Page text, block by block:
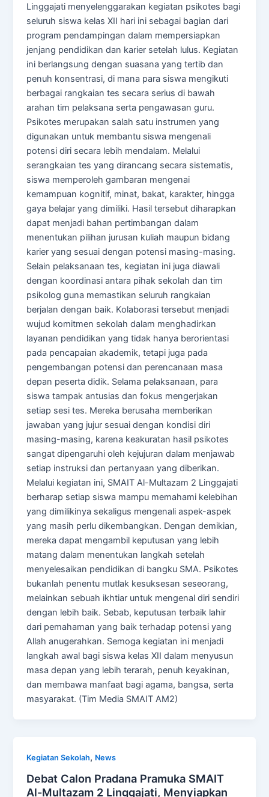
Linggajati menyelenggarakan kegiatan psikotes bagi
seluruh siswa kelas XII hari ini sebagai bagian dari
program pendampingan dalam mempersiapkan
jenjang pendidikan dan karier setelah lulus. Kegiatan
ini berlangsung dengan suasana yang tertib dan
penuh konsentrasi, di mana para siswa mengikuti
berbagai rangkaian tes secara serius di bawah
arahan tim pelaksana serta pengawasan guru.
Psikotes merupakan salah satu instrumen yang
digunakan untuk membantu siswa mengenali
potensi diri secara lebih mendalam. Melalui
serangkaian tes yang dirancang secara sistematis,
siswa memperoleh gambaran mengenai
kemampuan kognitif, minat, bakat, karakter, hingga
gaya belajar yang dimiliki. Hasil tersebut diharapkan
dapat menjadi bahan pertimbangan dalam
menentukan pilihan jurusan kuliah maupun bidang
karier yang sesuai dengan potensi masing-masing.
Selain pelaksanaan tes, kegiatan ini juga diawali
dengan koordinasi antara pihak sekolah dan tim
psikolog guna memastikan seluruh rangkaian
berjalan dengan baik. Kolaborasi tersebut menjadi
wujud komitmen sekolah dalam menghadirkan
layanan pendidikan yang tidak hanya berorientasi
pada pencapaian akademik, tetapi juga pada
pengembangan potensi dan perencanaan masa
depan peserta didik. Selama pelaksanaan, para
siswa tampak antusias dan fokus mengerjakan
setiap sesi tes. Mereka berusaha memberikan
jawaban yang jujur sesuai dengan kondisi diri
masing-masing, karena keakuratan hasil psikotes
sangat dipengaruhi oleh kejujuran dalam menjawab
setiap instruksi dan pertanyaan yang diberikan.
Melalui kegiatan ini, SMAIT Al-Multazam 2 Linggajati
berharap setiap siswa mampu memahami kelebihan
yang dimilikinya sekaligus mengenali aspek-aspek
yang masih perlu dikembangkan. Dengan demikian,
mereka dapat mengambil keputusan yang lebih
matang dalam menentukan langkah setelah
menyelesaikan pendidikan di bangku SMA. Psikotes
bukanlah penentu mutlak kesuksesan seseorang,
melainkan sebuah ikhtiar untuk mengenal diri sendiri
dengan lebih baik. Sebab, keputusan terbaik lahir
dari pemahaman yang baik terhadap potensi yang
Allah anugerahkan. Semoga kegiatan ini menjadi
langkah awal bagi siswa kelas XII dalam menyusun
masa depan yang lebih terarah, penuh keyakinan,
dan membawa manfaat bagi agama, bangsa, serta
masyarakat. (Tim Media SMAIT AM2)
Kegiatan Sekolah, News
Debat Calon Pradana Pramuka SMAIT
Al-Multazam 2 Linggajati, Menyiapkan